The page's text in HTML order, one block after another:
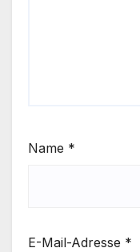
Name *
E-Mail-Adresse *